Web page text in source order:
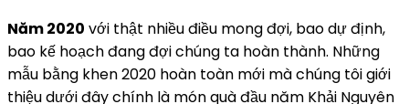
Năm 2020 với thật nhiều điều mong đợi, bao dự định,
bao kế hoạch đang đợi chúng ta hoàn thành. Những
mẫu bằng khen 2020 hoàn toàn mới mà chúng tôi giới
thiệu dưới đây chính là món quà đầu năm Khải Nguyên